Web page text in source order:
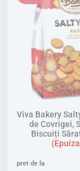
Viva Bakery
de Covrigei,
Biscuiți
pret de la